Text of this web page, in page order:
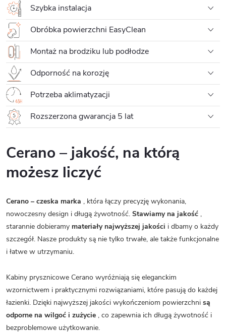
Szybka instalacja
Obróbka powierzchni EasyClean
Montaż na brodziku lub podłodze
Odporność na korozję
Potrzeba aklimatyzacji
Rozszerzona gwarancja 5 lat
Cerano – jakość, na którą
możesz liczyć
Cerano – czeska marka , która łączy precyzję wykonania,
nowoczesny design i długą żywotność. Stawiamy na jakość ,
starannie dobieramy materiały najwyższej jakości i dbamy o każdy
szczegół. Nasze produkty są nie tylko trwałe, ale także funkcjonalne
i łatwe w utrzymaniu.
Kabiny prysznicowe Cerano wyróżniają się eleganckim
wzornictwem i praktycznymi rozwiązaniami, które pasują do każdej
łazienki. Dzięki najwyższej jakości wykończeniom powierzchni są
odporne na wilgoć i zużycie , co zapewnia ich długą żywotność i
bezproblemowe użytkowanie.